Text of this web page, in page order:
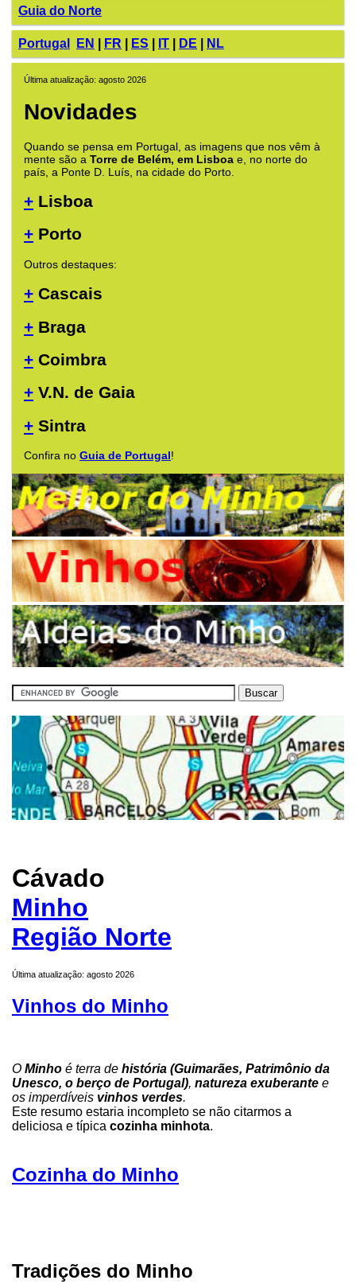
Guia do Norte
Portugal EN FR ES IT DE NL
Última atualização: agosto 2026
Novidades
Quando se pensa em Portugal, as imagens que nos vêm à
mente são a Torre de Belém, em Lisboa e, no norte do
país, a Ponte D. Luís, na cidade do Porto.
+ Lisboa
+ Porto
Outros destaques:
+ Cascais
+ Braga
+ Coimbra
+ V.N. de Gaia
+ Sintra
Confira no Guia de Portugal!
Cávado
Minho
Região Norte
Última atualização: agosto 2026
Vinhos do Minho
O Minho é terra de história (Guimarães, Patrimônio da
Unesco, o berço de Portugal), natureza exuberante e
os imperdíveis vinhos verdes.
Este resumo estaria incompleto se não citarmos a
deliciosa e típica cozinha minhota.
Cozinha do Minho
Tradições do Minho